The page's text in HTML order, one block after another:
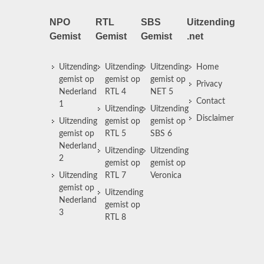
NPO
Gemist
Uitzending
gemist op
Nederland
1
Uitzending
gemist op
Nederland
2
Uitzending
gemist op
Nederland
3
RTL
Gemist
Uitzending
gemist op
RTL 4
Uitzending
gemist op
RTL 5
Uitzending
gemist op
RTL 7
Uitzending
gemist op
RTL 8
SBS
Gemist
Uitzending
gemist op
NET 5
Uitzending
gemist op
SBS 6
Uitzending
gemist op
Veronica
Uitzending
.net
Home
Privacy
Contact
Disclaimer